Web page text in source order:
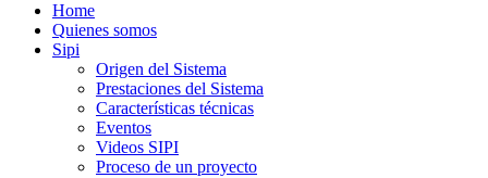
Home
Quienes somos
Sipi
Origen del Sistema
Prestaciones del Sistema
Características técnicas
Eventos
Videos SIPI
Proceso de un proyecto